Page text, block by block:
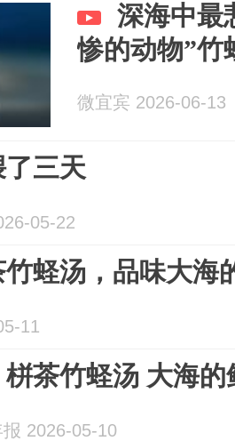
深海中最
惨的动物”竹
微宜宾 2026-06-13
三天
05-22
蛏汤，品味大海
11
茶竹蛏汤 大海的
2026-05-10